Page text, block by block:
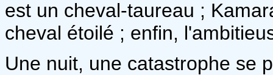
est un cheval-taureau ;
cheval étoilé ; enfin,
Une nuit, une catastrophe se